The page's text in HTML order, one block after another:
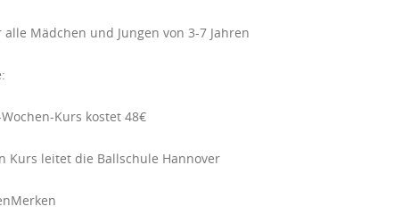
alle Mädchen und Jungen von 3-7 Jahren
Kurs kostet 48€
Kurs leitet die Ballschule Hannover
Merken